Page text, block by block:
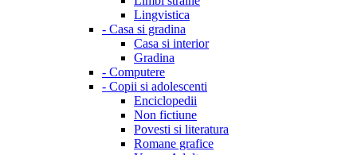
Lingvistica
- Casa si gradina
Casa si interior
Gradina
- Computere
- Copii si adolescenti
Enciclopedii
Non fictiune
Povesti si literatura
Romane grafice